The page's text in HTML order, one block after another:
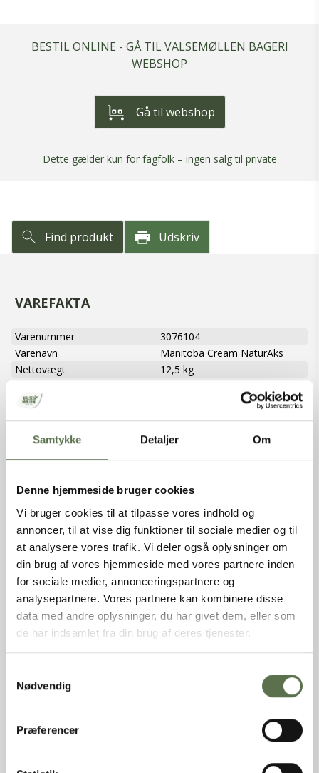
Samtykke Detaljer Om
Denne hjemmeside bruger cookies
Vi bruger cookies til at tilpasse vores indhold og
annoncer, til at vise dig funktioner til sociale medier og til
at analysere vores trafik. Vi deler også oplysninger om
din brug af vores hjemmeside med vores partnere inden
for sociale medier, annonceringspartnere og
analysepartnere. Vores partnere kan kombinere disse
data med andre oplysninger, du har givet dem, eller som
de har indsamlet fra din brug af deres tjenester.
Nødvendig
Præferencer
BESTIL ONLINE - GÅ TIL VALSEMØLLEN BAGERI
WEBSHOP
Gå til webshop
Dette gælder kun for fagfolk – ingen salg til private
Find produkt Udskriv
VAREFAKTA
Varenummer
3076104
Varenavn
Manitoba Cream NaturAks
Nettovægt
12,5 kg
Varebetegnelse
Fintformalet hvedemel med
højt protein og gluten
Varemærke
Valsemøllen
05701075109401
Holdbarhed (uåbnet)
360 dage
Opbevaring
sammen med stærkt lugtende
varer.
Oprindelsesland
EU
Dyrket/Høstet i
Danmark
INGREDIENSER
HVEDEMEL, HVEDEGLUTEN, melbehandlingsmiddel (E300,
enzymer (amylase, xylanase, oxidase))